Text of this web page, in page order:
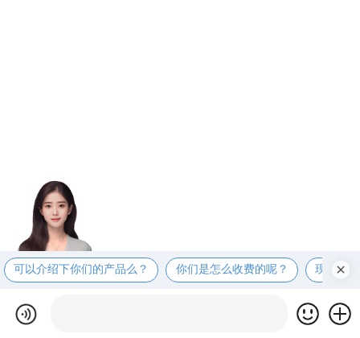
可以介绍下你们的产品么？ 你们是怎么收费的呢？ 现在有